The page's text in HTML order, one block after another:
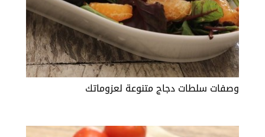
وصفات سلطات دجاج متنوعة لعزوماتك